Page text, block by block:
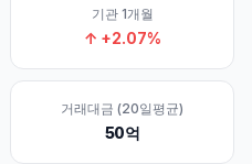
기관 1개월
↑ +2.07%
거래대금 (20일평균)
50억